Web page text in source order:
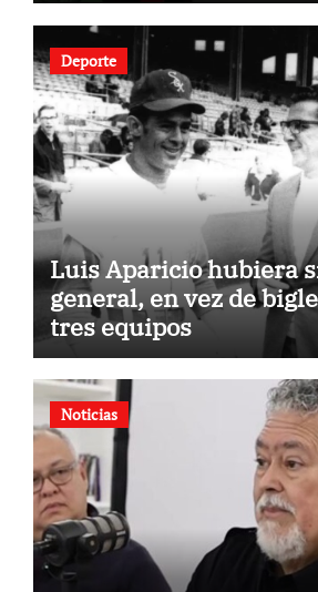
Deporte
Luis Aparicio hubiera
general, en vez de
tres equipos
Noticias